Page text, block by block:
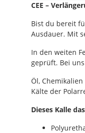
CEE –
Bist du bereit
Ausdauer. Mit
In den weiten
geprüft. Bei
Öl,
Kälte der
Dieses Kalle